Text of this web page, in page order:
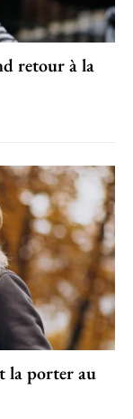
retour à la
la porter au